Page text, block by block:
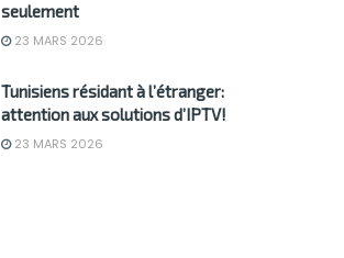
seulement
23 MARS 2026
Tunisiens résidant à l’étranger:
attention aux solutions d’IPTV!
23 MARS 2026